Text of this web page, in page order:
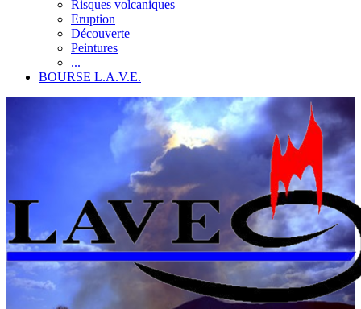
Risques volcaniques
Eruption
Découverte
Peintures
...
BOURSE L.A.V.E.